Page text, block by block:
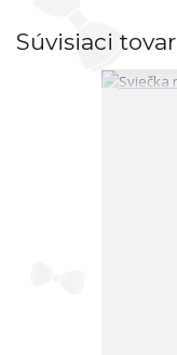
Súvisiaci tovar